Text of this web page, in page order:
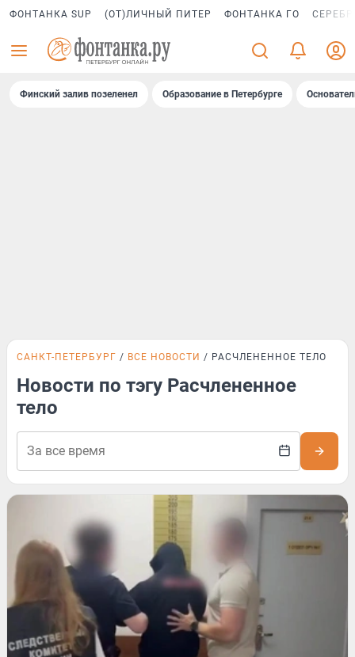
ФОНТАНКА SUP (ОТ)ЛИЧНЫЙ ПИТЕР ФОНТАНКА ГО
Финский залив позеленел Образование в Петербурге
САНКТ-ПЕТЕРБУРГ ВСЕ НОВОСТИ РАСЧЛЕНЕННОЕ ТЕЛО
Новости по тэгу Расчлененное
тело